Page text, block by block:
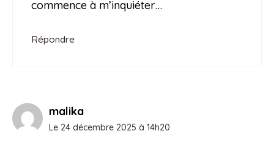
commence à m’inquiéter…
Répondre
malika
Le 24 décembre 2025 à 14h20